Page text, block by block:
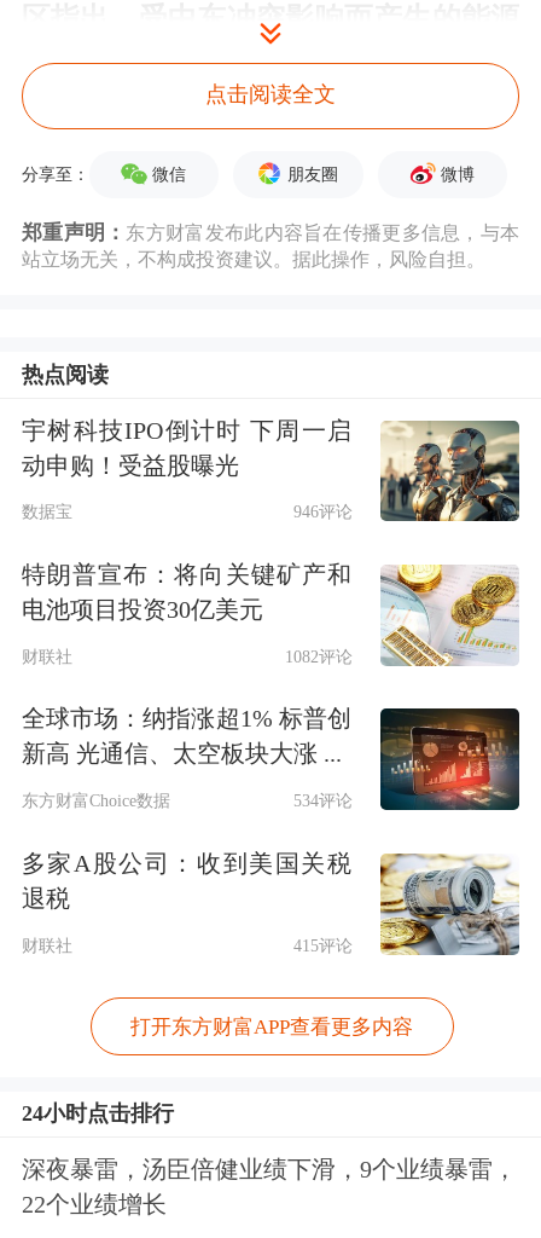
区指出，受中东冲突影响而产生的能源
相关成本，是推高通胀水平的主要因
素
；这种成本压力已传导至航运、包
装、食品杂货和化肥等领域。非劳动力
投入成本的上涨速度持续快于产品销售
价格的上涨速度，这加剧了外界对企业
报告还显示，
下游的能力参差不齐，面向消费者的企
业尤为如此。 多个辖区提及，消费者对
上涨会冲击家庭开支。
根据美国“联邦储备法”，美国全国划分
为12个联邦储备区，每区设立一家联邦
储备银行。该报告根据12家联邦储备银
行的最新调查结果编制而成，也称“褐
皮书”。
美联储主席凯文·沃什两周后将主持首
场对美联储加息的预期有所升温
。
华尔街老将、投资咨询公司Yardeni
的报告中表示，美联储应该在7月份加
点击阅读全文
分享至： 微信 朋友圈 微博
郑重声明： 东方财富发布此内容旨在传播更多信息，与本
站立场无关，不构成投资建议。据此操作，风险自担。
热点阅读
宇树科技IPO倒计时 下周一启
动申购！受益股曝光
数据宝 946评论
特朗普宣布：将向关键矿产和
电池项目投资30亿美元
财联社 1082评论
全球市场：纳指涨超1% 标普创
新高 光通信、太空板块大涨 ...
东方财富Choice数据 534评论
多家A股公司：收到美国关税
退税
财联社 415评论
打开东方财富APP查看更多内容
24小时点击排行
深夜暴雷，汤臣倍健业绩下滑，9个业绩暴雷，
22个业绩增长